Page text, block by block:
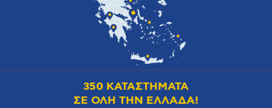
350 ΚΑΤΑΣΤΗΜΑΤΑ
ΣΕ ΟΛΗ ΤΗΝ ΕΛΛΑΔΑ!